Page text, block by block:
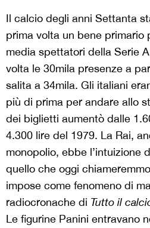
Il calcio degli anni Settanta
prima volta un bene primario
media spettatori della Serie
volta le 30mila presenze a
salita a 34mila. Gli italiani
più di prima per andare allo
dei biglietti aumentò dalle
4.300 lire del 1979. La Rai,
monopolio, ebbe l’intuizione
quello che oggi
impose come fenomeno di
radiocronache di Tutto il
Le figurine Panini entravano